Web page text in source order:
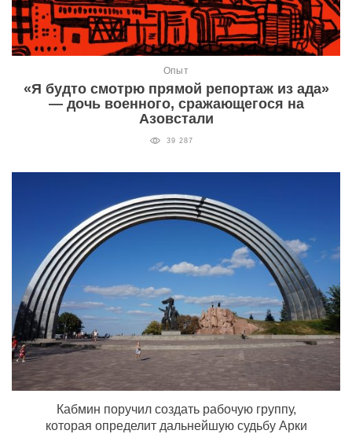
Опыт
«Я будто смотрю прямой репортаж из ада»
— дочь военного, сражающегося на
Азовстали
39 287
Кабмин поручил создать рабочую группу,
которая определит дальнейшую судьбу Арки